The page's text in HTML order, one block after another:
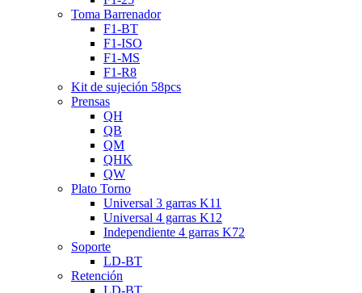
Toma Barrenador
F1-BT
F1-ISO
F1-MS
F1-R8
Kit de sujeción 58pcs
Prensas
QH
QB
QM
QHK
QW
Plato Torno
Universal 3 garras K11
Universal 4 garras K12
Independiente 4 garras K72
Soporte
LD-BT
Retención
LD-BT